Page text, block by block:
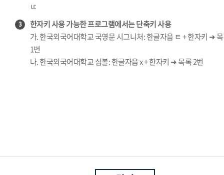
ㅦ
3
한자키 사용 가능한 프로그램에서는 단축키 사용
가. 한국외국어대학교 국영문 시그니처: 한글자음 ㅌ + 한자키 ➜
1번
나. 한국외국어대학교 심볼: 한글자음 x + 한자키 ➜ 목록 2번